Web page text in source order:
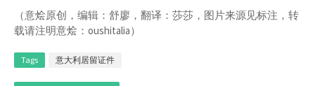
（意烩原创，编辑：舒廖，翻译：莎莎，图片来源见标注，转
载请注明意烩：oushitalia）
Tags 意大利居留证件